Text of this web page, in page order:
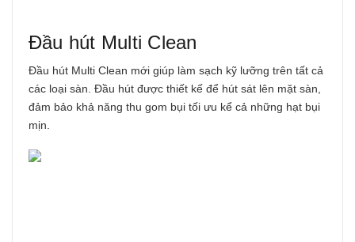
Đầu hút Multi Clean
Đầu hút Multi Clean mới giúp làm sạch kỹ lưỡng trên tất cả
các loại sàn. Đầu hút được thiết kế để hút sát lên mặt sàn,
đảm bảo khả năng thu gom bụi tối ưu kể cả những hạt bụi
mịn.